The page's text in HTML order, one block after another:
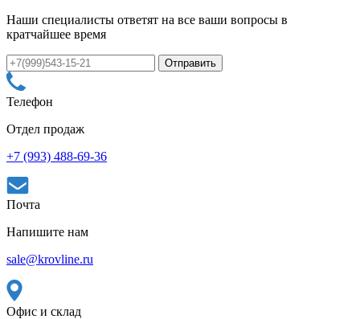
Наши специалисты ответят на все ваши вопросы в
кратчайшее время
Телефон
Отдел продаж
+7 (993) 488-69-36
Почта
Напишите нам
sale@krovline.ru
Офис и склад